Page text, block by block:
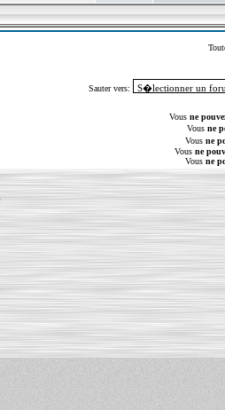
Sauter vers:
Vous ne
Vous ne
Vous ne
Vous ne
Vous ne